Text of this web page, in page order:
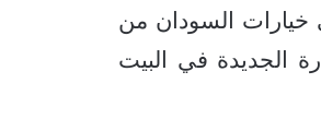
السودان من
الجديدة في البيت